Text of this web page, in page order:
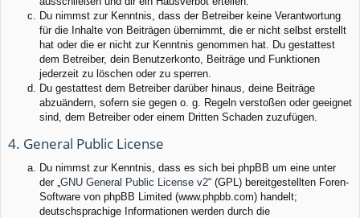
Du nimmst zur Kenntnis, dass der Betreiber keine Verantwortung
für die Inhalte von Beiträgen übernimmt, die er nicht selbst erstellt
hat oder die er nicht zur Kenntnis genommen hat. Du gestattest
dem Betreiber, dein Benutzerkonto, Beiträge und Funktionen
jederzeit zu löschen oder zu sperren.
Du gestattest dem Betreiber darüber hinaus, deine Beiträge
abzuändern, sofern sie gegen o. g. Regeln verstoßen oder geeignet
sind, dem Betreiber oder einem Dritten Schaden zuzufügen.
4. General Public License
Du nimmst zur Kenntnis, dass es sich bei phpBB um eine unter
der „GNU General Public License v2“ (GPL) bereitgestellten Foren-
Software von phpBB Limited (www.phpbb.com) handelt;
deutschsprachige Informationen werden durch die